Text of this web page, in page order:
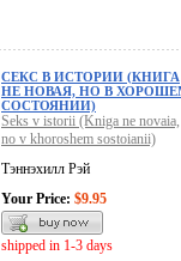
СЕКС В ИСТОРИИ (КНИГА
НЕ НОВАЯ, НО В
СОСТОЯНИИ)
Seks v istorii (Kniga ne novaia,
no v khoroshem sostoianii)
Тэннэхилл Рэй
Your Price: $9.95
shipped in 1-3 days